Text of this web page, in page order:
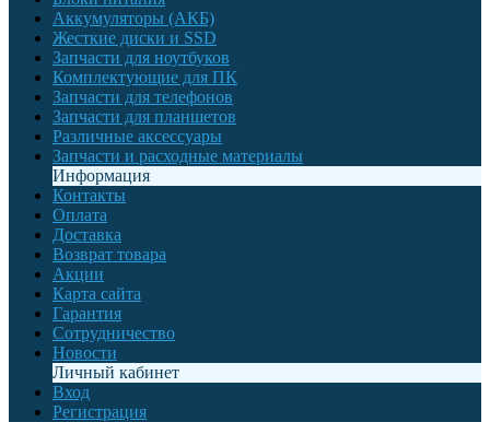
Аккумуляторы (АКБ)
Жесткие диски и SSD
Запчасти для ноутбуков
Комплектующие для ПК
Запчасти для телефонов
Запчасти для планшетов
Различные аксессуары
Запчасти и расходные материалы
Информация
Контакты
Оплата
Доставка
Возврат товара
Акции
Карта сайта
Гарантия
Сотрудничество
Новости
Личный кабинет
Вход
Регистрация